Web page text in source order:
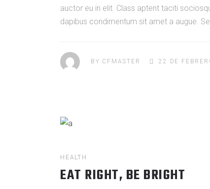
auctor eu in elit. Class aptent taciti
dapibus condimentum sit amet a augue.
BY CFMASTER 22 DE
HEALTH
EAT RIGHT, BE BRIGHT